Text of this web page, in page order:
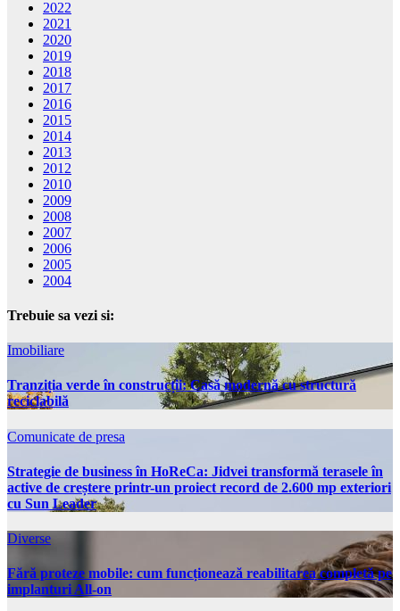
2022
2021
2020
2019
2018
2017
2016
2015
2014
2013
2012
2010
2009
2008
2007
2006
2005
2004
Trebuie sa vezi si:
Imobiliare
Tranziția verde în construcții: Casă modernă cu structură
reciclabilă
Comunicate de presa
Strategie de business în HoReCa: Jidvei transformă terasele în
active de creștere printr-un proiect record de 2.600 mp exteriori
cu Sun Leader
Diverse
Fără proteze mobile: cum funcționează reabilitarea completă pe
implanturi All-on